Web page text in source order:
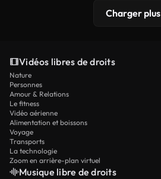
Charger plus
Vidéos libres de droits
Nature
Personnes
Amour & Relations
Le fitness
Vidéo aérienne
Alimentation et boissons
Voyage
Transports
La technologie
Zoom en arrière-plan virtuel
Musique libre de droits